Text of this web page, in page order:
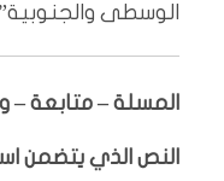
الوسطى
المسلة – متابعة –
النص الذي يتضمن